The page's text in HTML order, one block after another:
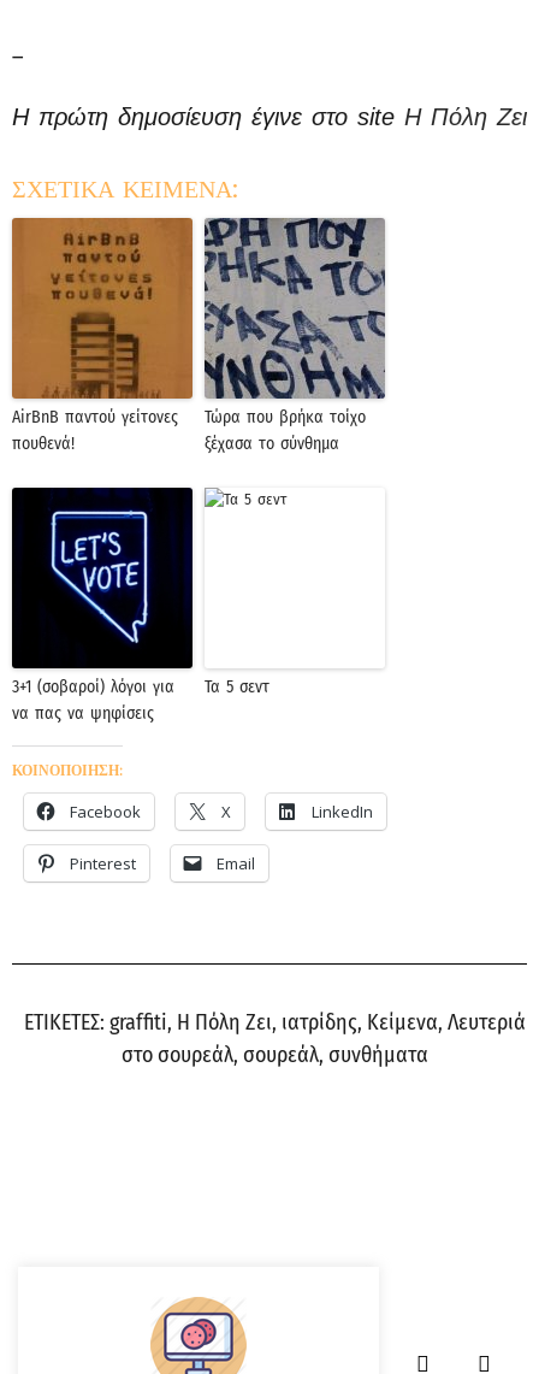
Η πρώτη δημοσίευση έγινε στο site Η Πόλη Ζει
ΣΧΕΤΙΚΑ ΚΕΙΜΕΝΑ:
AirBnB παντού γείτονες
πουθενά!
Τώρα που βρήκα τοίχο
ξέχασα το σύνθημα
3+1 (σοβαροί) λόγοι για
να πας να ψηφίσεις
Τα 5 σεντ
ΚΟΙΝΟΠΟΙΗΣΗ:
Facebook X LinkedIn
Pinterest Email
ΕΤΙΚΕΤΕΣ: graffiti, Η Πόλη Ζει, ιατρίδης, Κείμενα, Λευτεριά
στο σουρεάλ, σουρεάλ, συνθήματα